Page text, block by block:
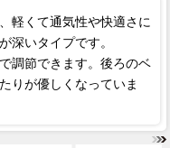
軽くて通気性や快適さに
深いタイプです。
調節できます。後ろのベ
りが優しくなっていま